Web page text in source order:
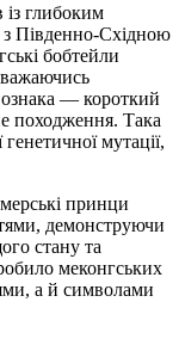
глибоким
з Південно-Східною
бобтейли
— короткий
походження. Така
мутації,
принци
демонструючи
стану та
меконгських
а й символами